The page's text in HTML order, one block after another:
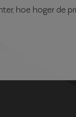
hoe hoger de